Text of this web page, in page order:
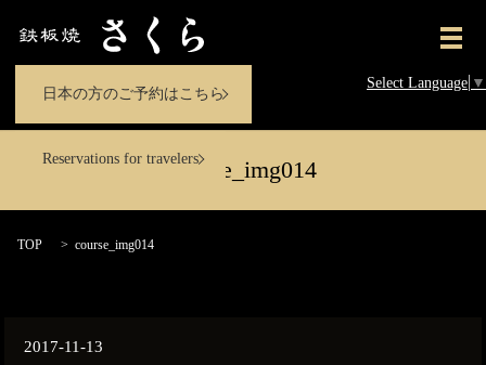
Select Language ▼
日本の方のご予約はこちら
Reservations for travelers
メ
course_img014
TOP course_img014
2017-11-13